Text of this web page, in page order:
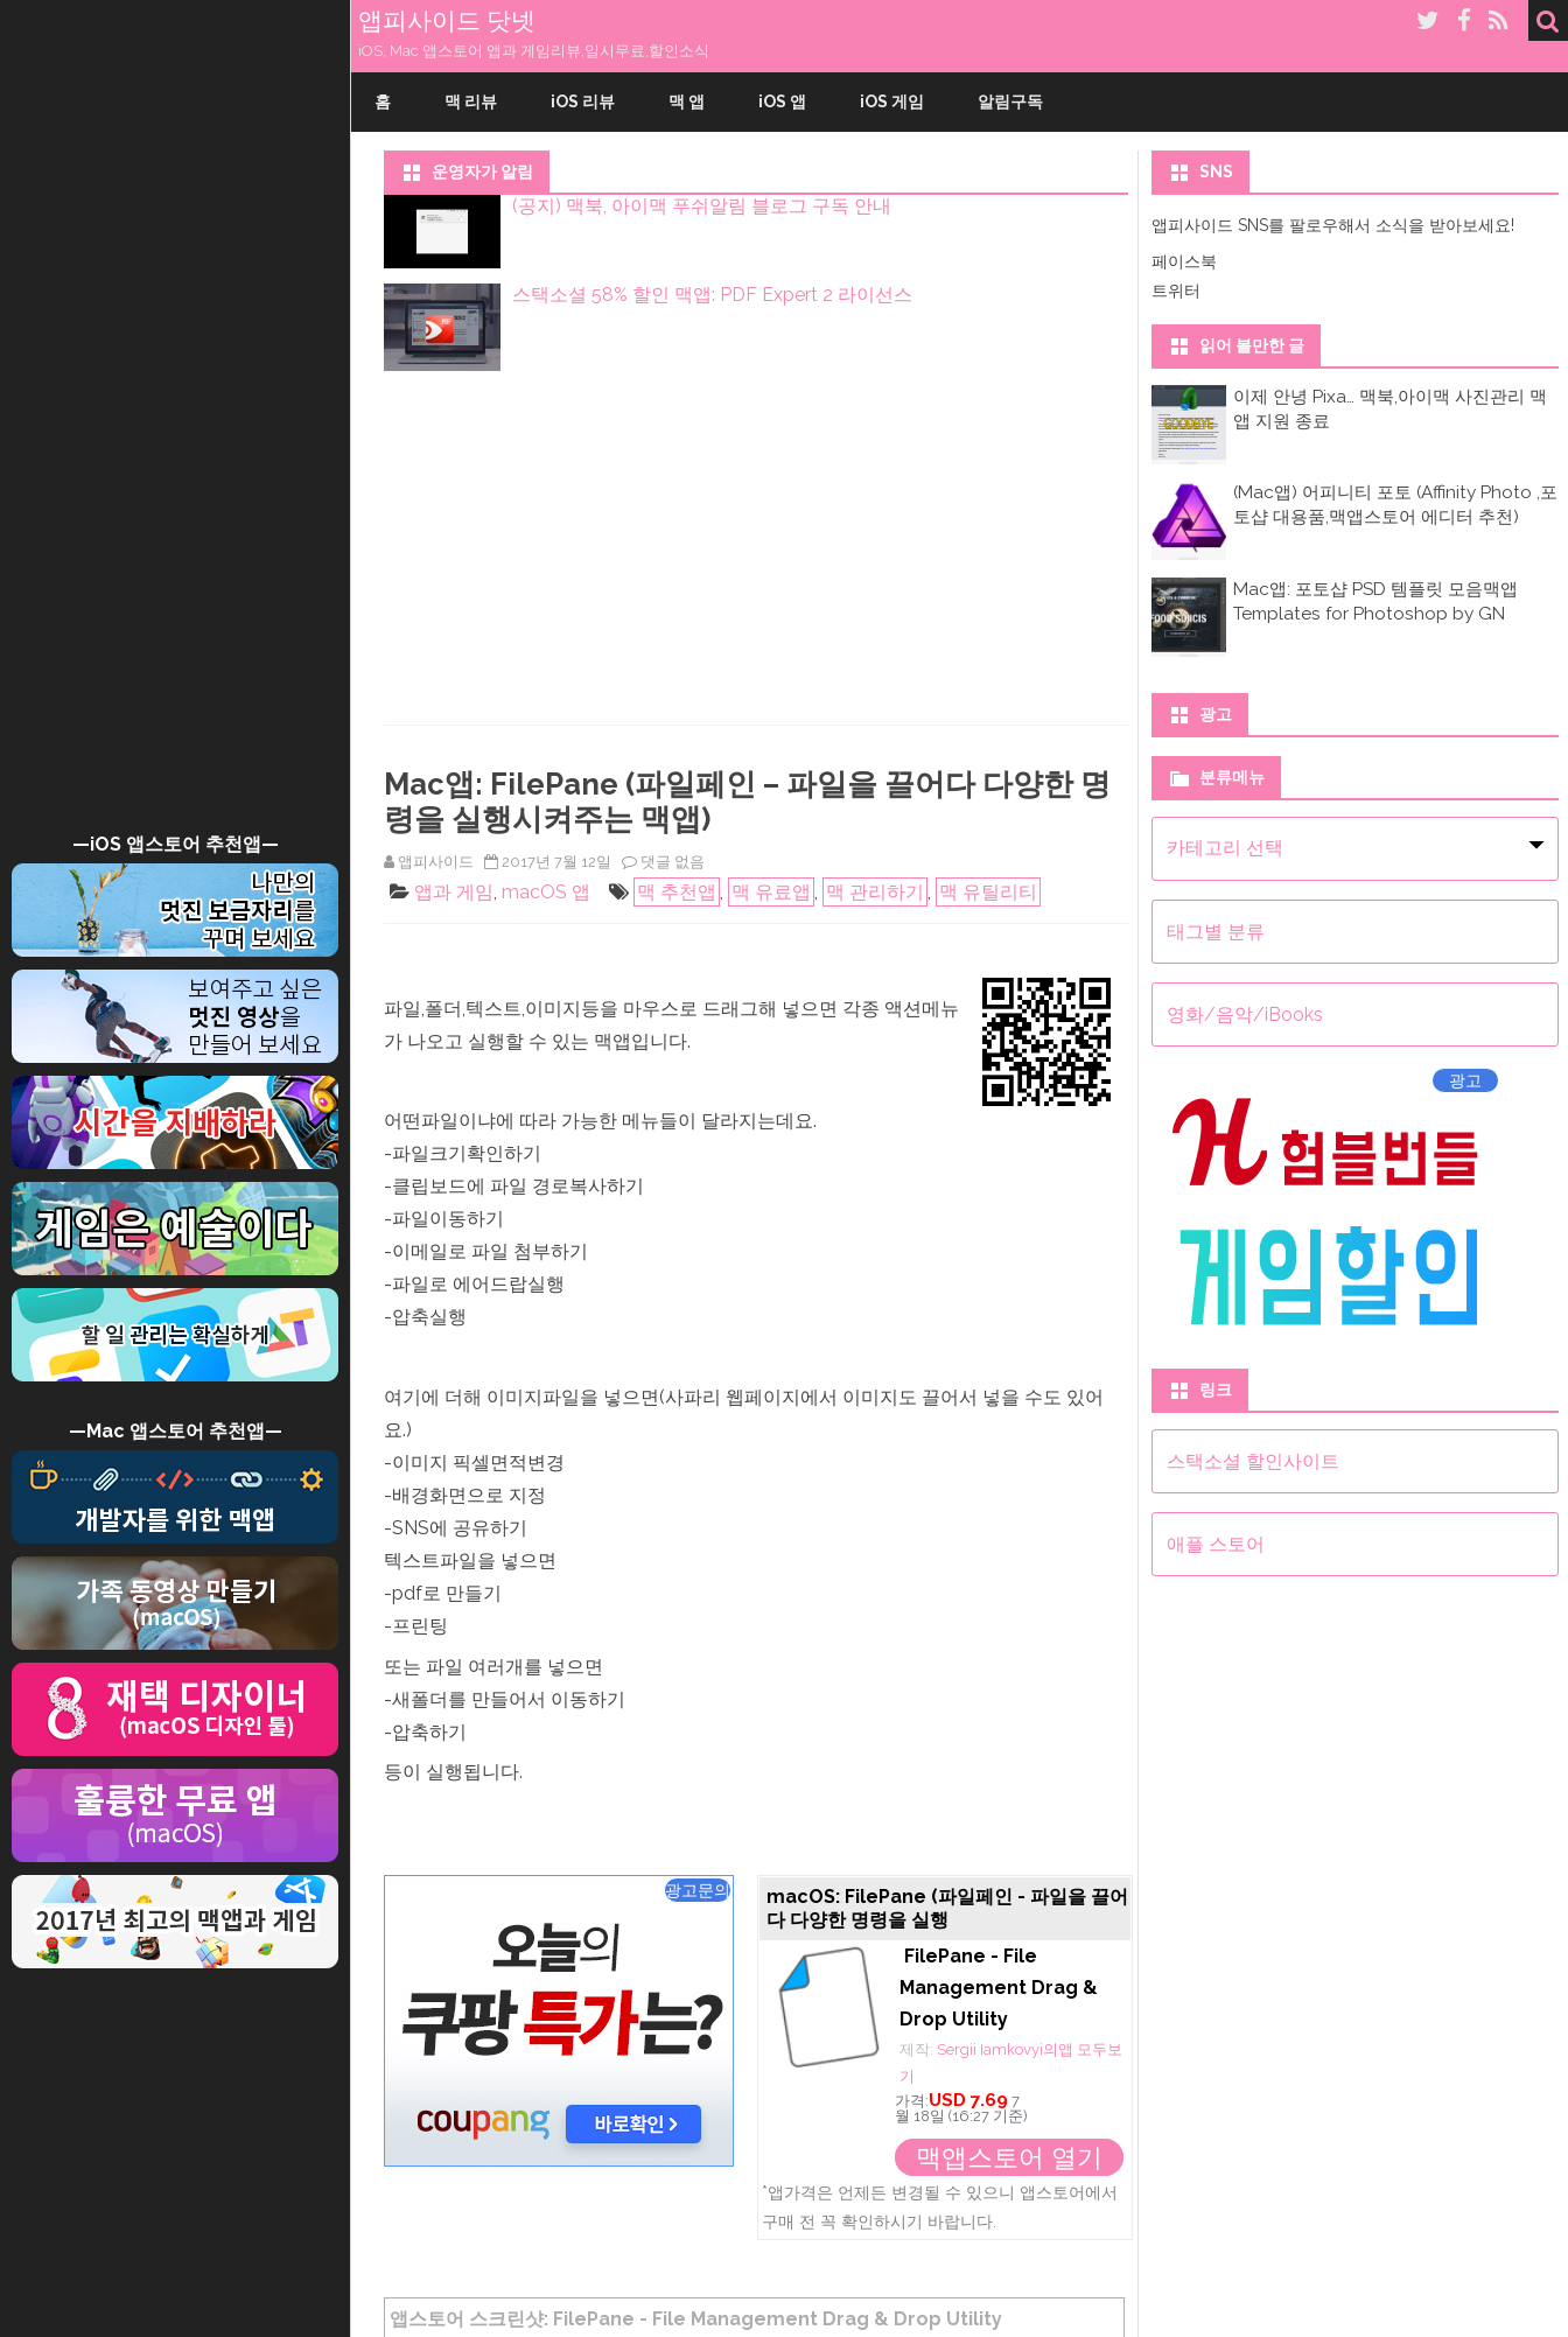
—iOS 앱스토어 추천앱—
—Mac 앱스토어 추천앱—
앱피사이드 닷넷
iOS, Mac 앱스토어 앱과 게임리뷰,일시무료,할인소식
로
띄
홈 맥 리뷰 iOS 리뷰 맥 앱 iOS 앱 iOS 게임 알림구독
운영자가 알림
(공지) 맥북, 아이맥 푸쉬알림 블로그 구독 안내
스택소셜 58% 할인 맥앱: PDF Expert 2 라이선스
Mac앱: FilePane (파일페인 – 파일을 끌어다 다양한 명
령을 실행시켜주는 맥앱)
앱피사이드 2017년 7월 12일
Mac
앱:
FilePane
파
일
을
끌
양
령
을
댓글 없음
앱과 게임, macOS 앱 맥 추천앱 , 맥 유료앱 , 맥 관리하기 , 맥 유틸리티
파일,폴더,텍스트,이미지등을 마우스로 드래그해 넣으면 각종 액션메뉴
가 나오고 실행할 수 있는 맥앱입니다.
어떤파일이냐에 따라 가능한 메뉴들이 달라지는데요.
-파일크기확인하기
-클립보드에 파일 경로복사하기
-파일이동하기
-이메일로 파일 첨부하기
-파일로 에어드랍실행
-압축실행
여기에 더해 이미지파일을 넣으면(사파리 웹페이지에서 이미지도 끌어서 넣을 수도 있어
요.)
-이미지 픽셀면적변경
-배경화면으로 지정
-SNS에 공유하기
텍스트파일을 넣으면
-pdf로 만들기
-프린팅
또는 파일 여러개를 넣으면
-새폴더를 만들어서 이동하기
-압축하기
등이 실행됩니다.
macOS: FilePane (파일페인 - 파일을 끌어
다 다양한 명령을 실행
FilePane - File
Management Drag &
Drop Utility
제작: Sergii Iamkovyi의앱 모두보
기
가격:USD 7.69 7
월 18일 (16:27 기준)
맥앱스토어 열기
*앱가격은 언제든 변경될 수 있으니 앱스토어에서
구매 전 꼭 확인하시기 바랍니다.
광고문의
앱스토어 스크린샷: FilePane - File Management Drag & Drop Utility
SNS
앱피사이드 SNS를 팔로우해서 소식을 받아보세요!
페이스북
트위터
읽어 볼만한 글
이제 안녕 Pixa… 맥북,아이맥 사진관리 맥
앱 지원 종료
(Mac앱) 어피니티 포토 (Affinity Photo ,포
토샵 대용품,맥앱스토어 에디터 추천)
Mac앱: 포토샵 PSD 템플릿 모음맥앱
Templates for Photoshop by GN
광고
분류메뉴
분
류
메
뉴
태그별 분류
영화/음악/iBooks
광고
링크
스택소셜 할인사이트
애플 스토어